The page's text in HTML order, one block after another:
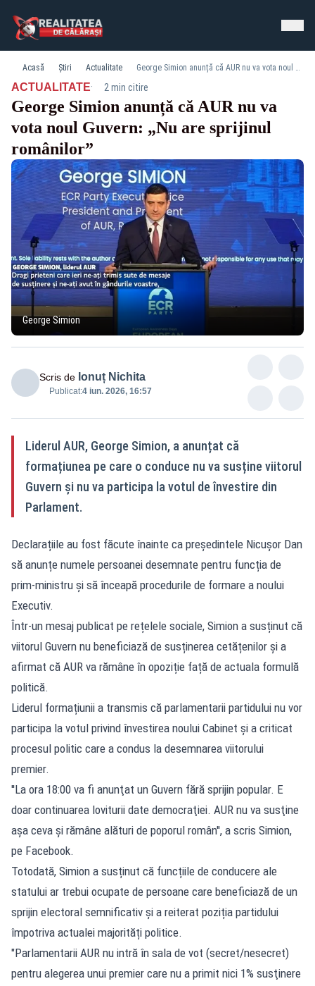
Acasă Știri Actualitate George Simion anunță că AUR nu va vota noul Guvern: „Nu are sprijinul românilor”
ACTUALITATE· 2 min citire
George Simion anunță că AUR nu va
vota noul Guvern: „Nu are sprijinul
românilor”
George Simion
Scris de Ionuț Nichita
Publicat:4 iun. 2026, 16:57
Liderul AUR, George Simion, a anunțat că
formațiunea pe care o conduce nu va susține viitorul
Guvern și nu va participa la votul de învestire din
Parlament.
Declarațiile au fost făcute înainte ca președintele Nicușor Dan
să anunțe numele persoanei desemnate pentru funcția de
prim-ministru și să înceapă procedurile de formare a noului
Executiv.
Într-un mesaj publicat pe rețelele sociale, Simion a susținut că
viitorul Guvern nu beneficiază de susținerea cetățenilor și a
afirmat că AUR va rămâne în opoziție față de actuala formulă
politică.
Liderul formațiunii a transmis că parlamentarii partidului nu vor
participa la votul privind învestirea noului Cabinet și a criticat
procesul politic care a condus la desemnarea viitorului
premier.
''La ora 18:00 va fi anunţat un Guvern fără sprijin popular. E
doar continuarea loviturii date democraţiei. AUR nu va susţine
aşa ceva şi rămâne alături de poporul român'', a scris Simion,
pe Facebook.
Totodată, Simion a susținut că funcțiile de conducere ale
statului ar trebui ocupate de persoane care beneficiază de un
sprijin electoral semnificativ și a reiterat poziția partidului
împotriva actualei majorități politice.
"Parlamentarii AUR nu intră în sala de vot (secret/nesecret)
pentru alegerea unui premier care nu a primit nici 1% susţinere